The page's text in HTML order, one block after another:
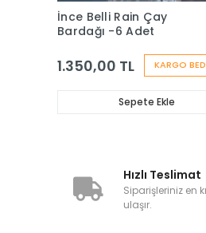
KARGO
İnce Belli Rain Çay
Bardağı -6 Adet
1.350,00 TL
Sepete Ekle
Hızlı Teslimat
Siparişleriniz en
ulaşır.